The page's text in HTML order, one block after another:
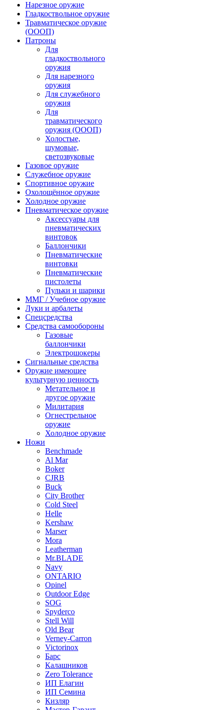
Нарезное оружие
Гладкоствольное оружие
Травматическое оружие
(ОООП)
Патроны
Для
гладкоствольного
оружия
Для нарезного
оружия
Для служебного
оружия
Для
травматического
оружия (ОООП)
Холостые,
шумовые,
светозвуковые
Газовое оружие
Служебное оружие
Спортивное оружие
Охолощённое оружие
Холодное оружие
Пневматическое оружие
Аксессуары для
пневматических
винтовок
Баллончики
Пневматические
винтовки
Пневматические
пистолеты
Пульки и шарики
ММГ / Учебное оружие
Луки и арбалеты
Спецсредства
Средства самообороны
Газовые
баллончики
Электрошокеры
Сигнальные средства
Оружие имеющее
культурную ценность
Метательное и
другое оружие
Милитария
Огнестрельное
оружие
Холодное оружие
Ножи
Benchmade
Al Mar
Boker
CJRB
Buck
City Brother
Cold Steel
Helle
Kershaw
Marser
Mora
Leatherman
Mr.BLADE
Navy
ONTARIO
Opinel
Outdoor Edge
SOG
Spyderco
Stell Will
Old Bear
Verney-Carron
Victorinox
Барс
Калашников
Zero Tolerance
ИП Елагин
ИП Семина
Кизляр